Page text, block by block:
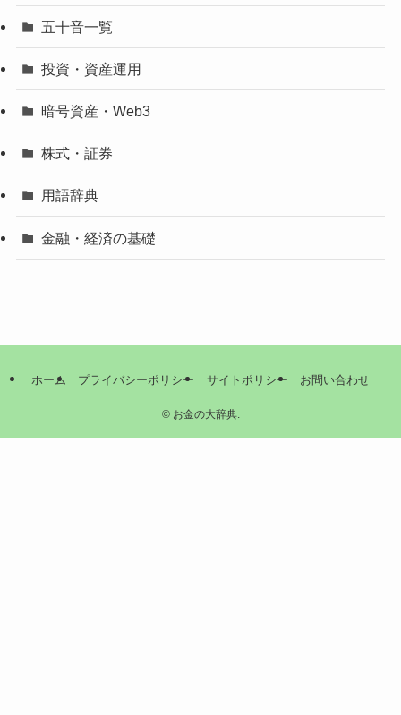
五十音一覧
投資・資産運用
暗号資産・Web3
株式・証券
用語辞典
金融・経済の基礎
ホーム プライバシーポリシー サイトポリシー お問い合わせ
©お金の大辞典.